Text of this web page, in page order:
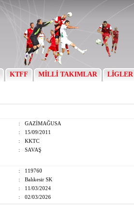
KTFF MİLLİ TAKIMLAR LİGLER
:
GAZİMAĞUSA
:
15/09/2011
:
KKTC
: SAVAŞ
:
119760
:
Balıkesir SK
:
11/03/2024
: 02/03/2026